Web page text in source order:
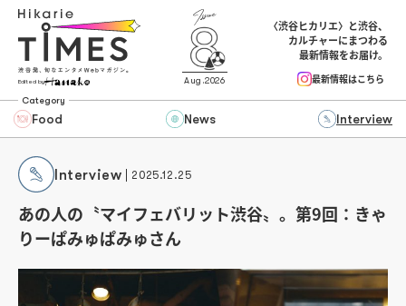
Edited by Aug.2026
〈渋谷ヒカリエ〉と渋谷、
カルチャーにまつわる
最新情報をお届け。
最新情報はこちら
Category
Food News Interview
Interview 2025.12.25
あの人の〝マイフェバリット渋谷〟。第9回：きゃ
りーぱみゅぱみゅさん